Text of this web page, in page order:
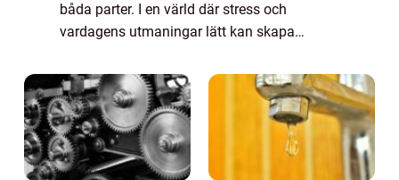
båda parter. I en värld där stress och
vardagens utmaningar lätt kan skapa